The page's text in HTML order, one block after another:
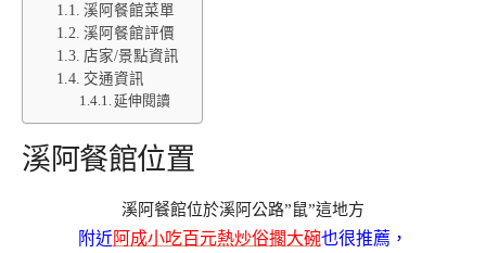
溪阿餐館菜單
溪阿餐館評價
店家/景點資訊
交通資訊
延伸閱讀
溪阿餐館位置
溪阿餐館位於溪阿公路”鼠”這地方
附近阿成小吃百元熱炒俗擱大碗也很推薦，